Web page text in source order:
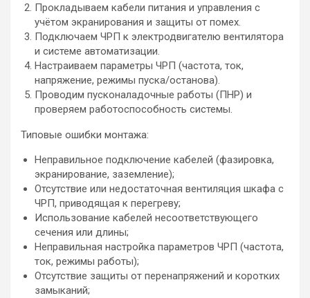
Прокладываем кабели питания и управления с
учётом экранирования и защиты от помех.
Подключаем ЧРП к электродвигателю вентилятора
и системе автоматизации.
Настраиваем параметры ЧРП (частота, ток,
напряжение, режимы пуска/останова).
Проводим пусконаладочные работы (ПНР) и
проверяем работоспособность системы.
Типовые ошибки монтажа:
Неправильное подключение кабелей (фазировка,
экранирование, заземление);
Отсутствие или недостаточная вентиляция шкафа с
ЧРП, приводящая к перегреву;
Использование кабелей несоответствующего
сечения или длины;
Неправильная настройка параметров ЧРП (частота,
ток, режимы работы);
Отсутствие защиты от перенапряжений и коротких
замыканий;